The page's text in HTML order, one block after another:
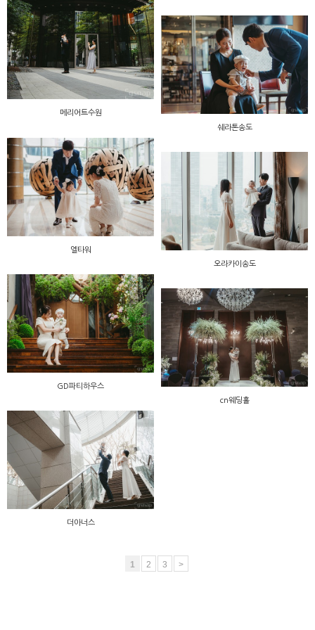
메리어트수원
쉐라톤송도
엘타워
오라카이송도
GD파티하우스
cn웨딩홀
더아너스
1 2 3 >